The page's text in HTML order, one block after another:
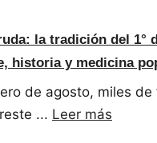
la tradición del 1°
historia y medicina
de agosto, miles de
... Leer más